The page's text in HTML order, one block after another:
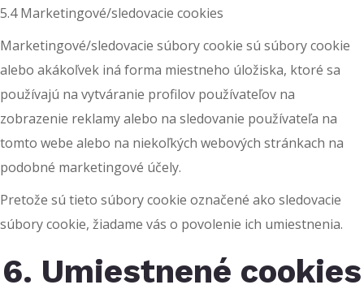
5.4 Marketingové/sledovacie cookies
Marketingové/sledovacie súbory cookie sú súbory cookie
alebo akákoľvek iná forma miestneho úložiska, ktoré sa
používajú na vytváranie profilov používateľov na
zobrazenie reklamy alebo na sledovanie používateľa na
tomto webe alebo na niekoľkých webových stránkach na
podobné marketingové účely.
Pretože sú tieto súbory cookie označené ako sledovacie
súbory cookie, žiadame vás o povolenie ich umiestnenia.
6. Umiestnené cookies